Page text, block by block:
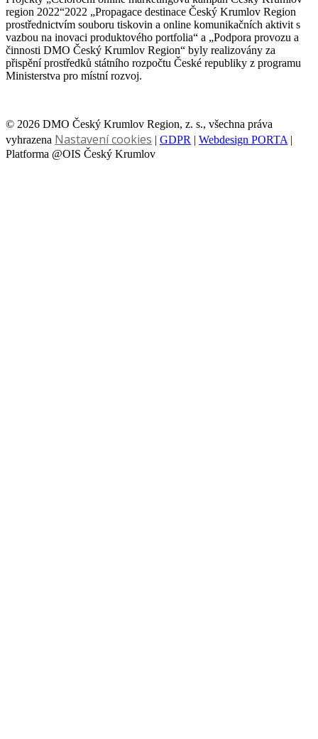
region 2022“2022 „Propagace destinace Český Krumlov Region
prostřednictvím souboru tiskovin a online komunikačních aktivit s
vazbou na inovaci produktového portfolia“ a „Podpora provozu a
činnosti DMO Český Krumlov Region“ byly realizovány za
přispění prostředků státního rozpočtu České republiky z programu
Ministerstva pro místní rozvoj.
© 2026 DMO Český Krumlov Region, z. s., všechna práva
vyhrazena Nastavení cookies | GDPR | Webdesign PORTA |
Platforma @OIS Český Krumlov